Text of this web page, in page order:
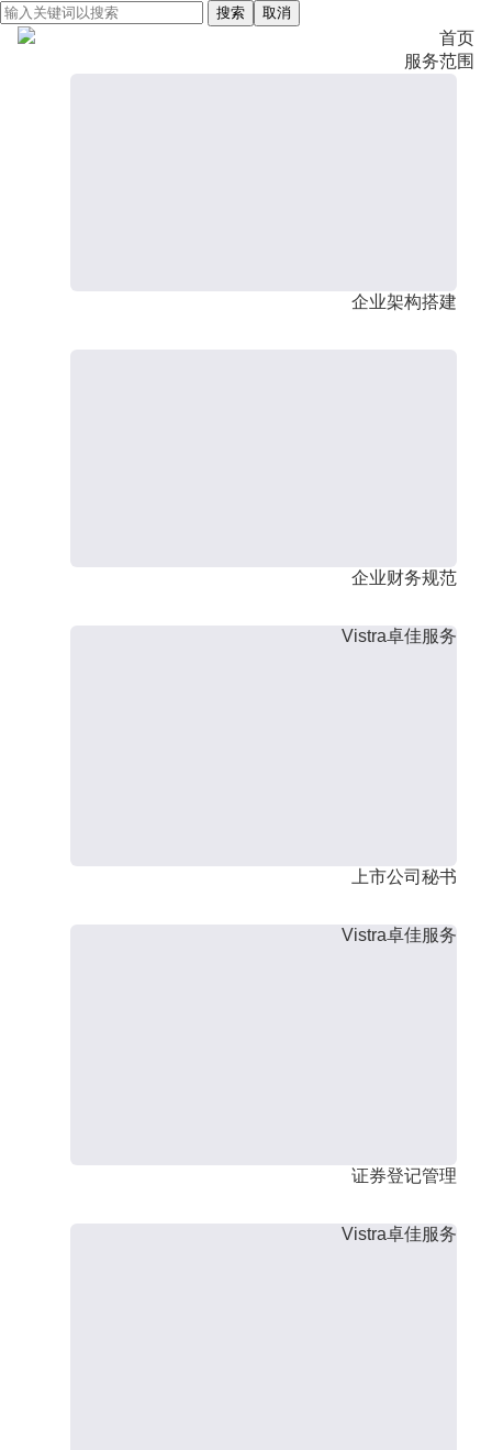
搜索 取消
首页
服务范围
企业架构搭建
企业财务规范
Vistra卓佳服务
上市公司秘书
Vistra卓佳服务
证券登记管理
Vistra卓佳服务